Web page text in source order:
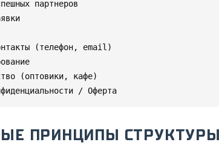
партнеров
(телефон, email)
(оптовики, кафе)
/ Оферта
ПРИНЦИПЫ